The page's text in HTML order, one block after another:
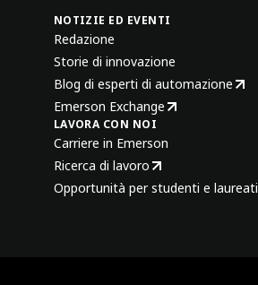
NOTIZIE ED EVENTI
Redazione
Storie di innovazione
Blog di esperti di automazione
Emerson Exchange
LAVORA CON NOI
Carriere in Emerson
Ricerca di lavoro
Opportunità per studenti e laureati